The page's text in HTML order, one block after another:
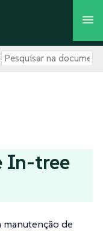
In-tree
manutenção de